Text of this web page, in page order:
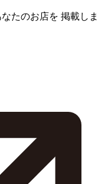
なたのお店を 掲載しま